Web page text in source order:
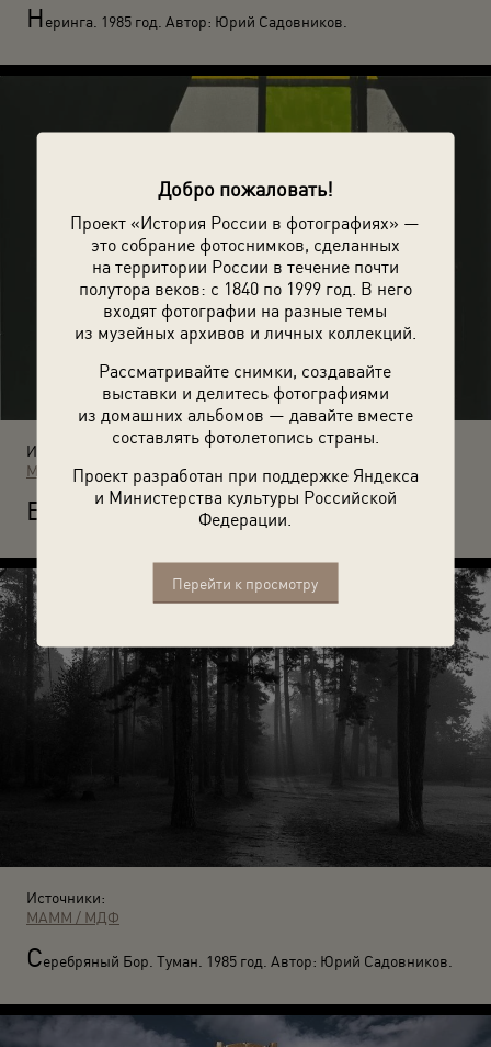
Добро пожаловать!
Проект «История России в фотографиях» —
это собрание фотоснимков, сделанных
на территории России в течение почти
полутора веков: с 1840 по 1999 год. В него
входят фотографии на разные темы
из музейных архивов и личных коллекций.
Рассматривайте снимки, создавайте
выставки и делитесь фотографиями
из домашних альбомов — давайте вместе
составлять фотолетопись страны.
Проект разработан при поддержке Яндекса
и Министерства культуры Российской
Федерации.
Перейти к просмотру
Неринга. 1985 год. Автор: Юрий Садовников.
Источники:
МАММ / МДФ
Б ез названия. 1985 год. Автор: Александр Слюсарев.
Источники:
МАММ / МДФ
Серебряный Бор. Туман. 1985 год. Автор: Юрий Садовников.